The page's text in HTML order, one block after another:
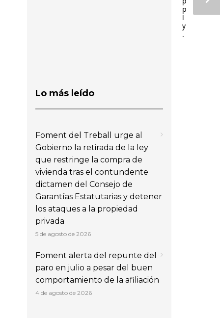
p
l
y
.
Lo más leído
Foment del Treball urge al
Gobierno la retirada de la ley
que restringe la compra de
vivienda tras el contundente
dictamen del Consejo de
Garantías Estatutarias y detener
los ataques a la propiedad
privada
5 de agosto de 2026
Foment alerta del repunte del
paro en julio a pesar del buen
comportamiento de la afiliación
4 de agosto de 2026